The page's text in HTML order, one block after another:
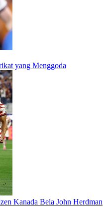
yang Menggoda
Kanada Bela John Herdman